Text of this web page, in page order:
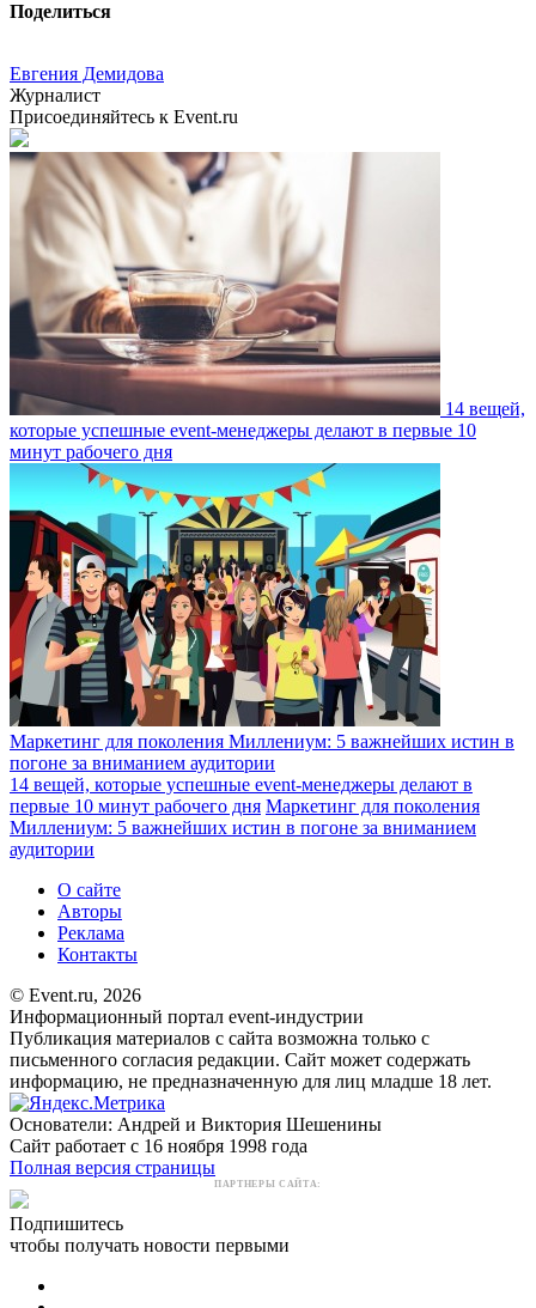
Поделиться
Евгения Демидова
Журналист
Присоединяйтесь к Event.ru
14 вещей,
которые успешные event-менеджеры делают в первые 10
минут рабочего дня
Маркетинг для поколения Миллениум: 5 важнейших истин в
погоне за вниманием аудитории
14 вещей, которые успешные event-менеджеры делают в
первые 10 минут рабочего дня Маркетинг для поколения
Миллениум: 5 важнейших истин в погоне за вниманием
аудитории
О сайте
Авторы
Реклама
Контакты
© Event.ru, 2026
Информационный портал event-индустрии
Публикация материалов с сайта возможна только с
письменного согласия редакции. Сайт может содержать
информацию, не предназначенную для лиц младше 18 лет.
Основатели: Андрей и Виктория Шешенины
Сайт работает с 16 ноября 1998 года
Полная версия страницы
ПАРТНЕРЫ САЙТА:
Подпишитесь
чтобы получать новости первыми